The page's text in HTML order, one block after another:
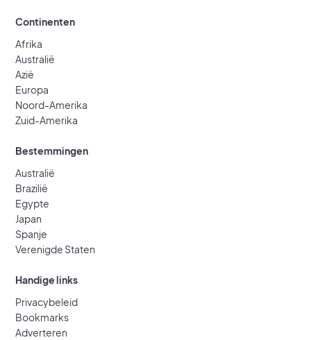
Continenten
Afrika
Australië
Azië
Europa
Noord-Amerika
Zuid-Amerika
Bestemmingen
Australië
Brazilië
Egypte
Japan
Spanje
Verenigde Staten
Handige links
Privacybeleid
Bookmarks
Adverteren